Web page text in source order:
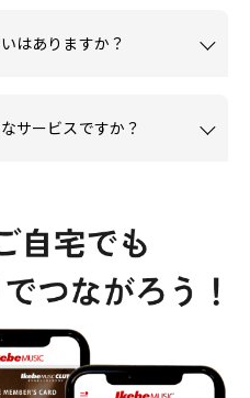
はありますか？
サービスですか？